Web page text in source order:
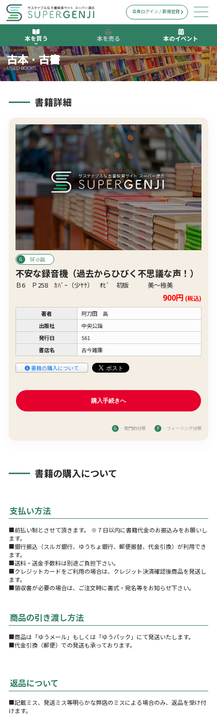
本を買う 本を売る 本のイベント
会員ログイン / 新規登録
古本・古書
USED BOOKS
書籍詳細
SF小説
不安な録音機（過去からひびく不思議な声！）
Ｂ6 Ｐ258 ｶﾊﾞｰ（少ﾔｹ） ｵﾋﾞ 初版 美〜極美
900円 (税込)
著者
阿刀田 高
出版社
中央公論
発行日
S61
書店名
古今雑庫
書籍の購入について
G …専門的分類 F …フィーリング分類
書籍の購入について
支払い方法
■前払い制とさせて頂きます。 ※７日以内に書籍代金のお振込みをお願いし
ます。
■銀行振込（スルガ銀行、ゆうちょ銀行、郵便振替、代金引換）が利用でき
ます。
■送料・送金手数料は別途ご負担下さい。
■クレジットカードをご利用の場合は、クレジット決済確認後商品を発送し
ます。
■領収書が必要の場合は、ご注文時に書式・宛名等をお知らせ下さい。
商品の引き渡し方法
■商品は「ゆうメール」もしくは「ゆうパック」にて発送いたします。
■代金引換（郵便）での発送も承っております。
返品について
■記載ミス、発送ミス等明らかな弊店のミスによる場合のみ、返品を受け付
けます。